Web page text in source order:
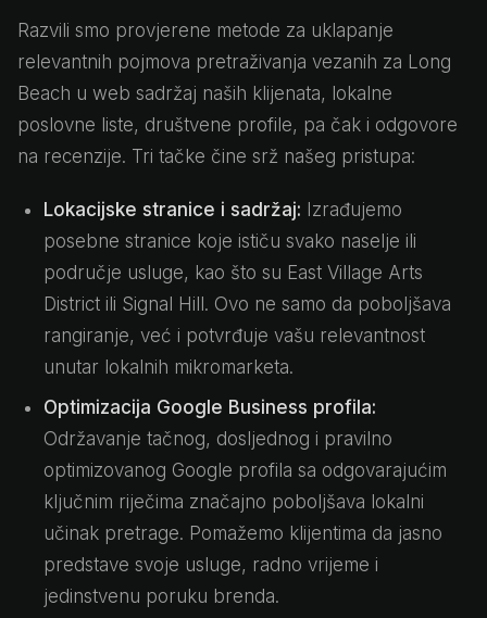
Razvili smo provjerene metode za uklapanje
relevantnih pojmova pretraživanja vezanih za Long
Beach u web sadržaj naših klijenata, lokalne
poslovne liste, društvene profile, pa čak i odgovore
na recenzije. Tri tačke čine srž našeg pristupa:
Lokacijske stranice i sadržaj: Izrađujemo
posebne stranice koje ističu svako naselje ili
područje usluge, kao što su East Village Arts
District ili Signal Hill. Ovo ne samo da poboljšava
rangiranje, već i potvrđuje vašu relevantnost
unutar lokalnih mikromarketa.
Optimizacija Google Business profila:
Održavanje tačnog, dosljednog i pravilno
optimizovanog Google profila sa odgovarajućim
ključnim riječima značajno poboljšava lokalni
učinak pretrage. Pomažemo klijentima da jasno
predstave svoje usluge, radno vrijeme i
jedinstvenu poruku brenda.